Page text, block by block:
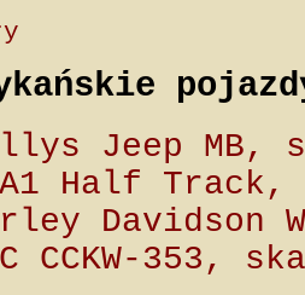
Jeep MB,
Half
Davidson
CCKW-353,